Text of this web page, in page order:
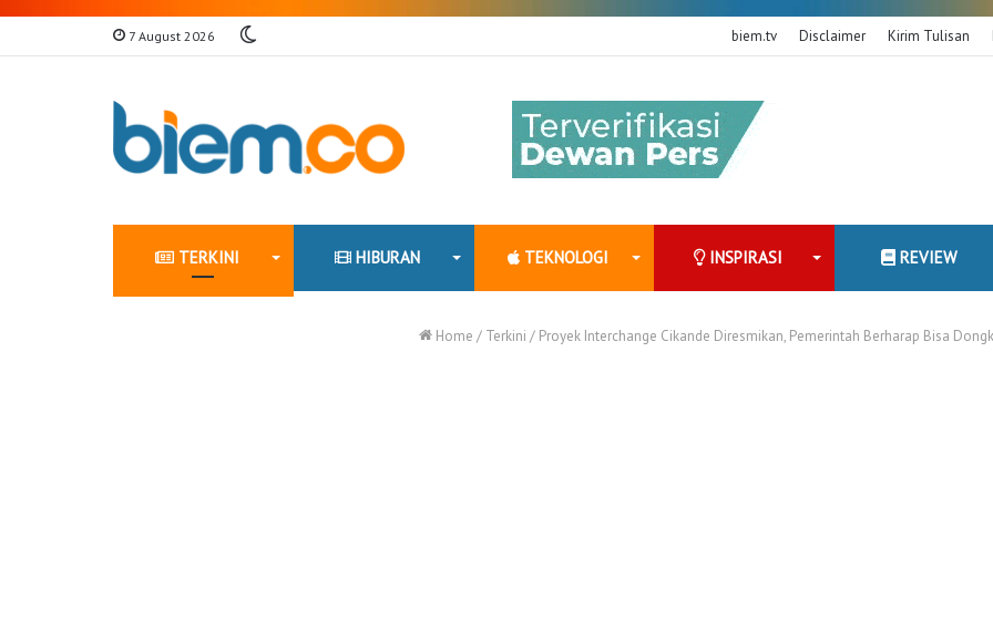
7 August 2026 biem.tv Disclaimer Kirim Tulisan
TERKINI HIBURAN TEKNOLOGI INSPIRASI REVIEW
Home / Terkini / Proyek Interchange Cikande Diresmikan, Pemerintah Berharap Bisa